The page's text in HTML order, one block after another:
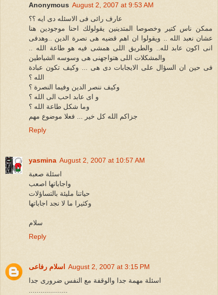
Anonymous August 2, 2007 at 9:53 AM
عارف رائى فى الاسئله دى ايه ؟؟
ممكن ناس كتير وخصوصا المتدينين يقولولك احنا موجودين هنا
عشان نعبد الله .. ويقولوا ان اهم قضيه هى نصرة الدين ..وهدفى
انى اكون عابد لله.. والطريق اللى همشى فيه هو طاعة الله ..
والمشكلات اللى هتواجهنى هى وسوسه الشياطين
فى حين ان السؤال على الايجابات دى هى ... وكيف تكون عبادة
الله ؟
وكيف ننصر الدين وفيما النصرة ؟
و اى عابد احب الى الله ؟
وما شكل طاعة الله ؟
جزاكم الله كل خير ... فعلا موضوع مهم
Reply
yasmina August 2, 2007 at 10:57 AM
اسئلة صعبة
واجاباتها اصعب
حياتنا مليئة بالتساؤلات
وكثيرا ما لا نجد اجاباتها
سلام
Reply
اسلام رفاعى
August 2, 2007 at 3:15 PM
اسئلة مهمة جدا والوقفة مع النفس ضرورى جدا